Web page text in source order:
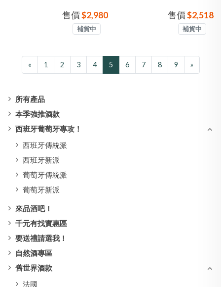
所有產品
本季強推酒款
西班牙葡萄牙專攻！
西班牙傳統派
西班牙新派
葡萄牙傳統派
葡萄牙新派
來品酒吧！
千元有找實惠區
要送禮請選我！
自然酒專區
舊世界酒款
法國
售價$2,980
補貨中
雷 勃根地地區級 老藤 紅
售價$2,518
補貨中
« 1 2 3 4 5 6 7 8 9 »